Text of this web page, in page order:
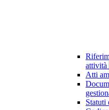
attività
Atti
Statuti